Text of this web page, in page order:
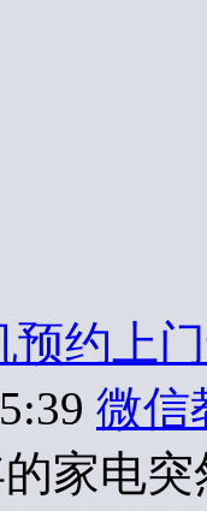
预约上
微信
家电